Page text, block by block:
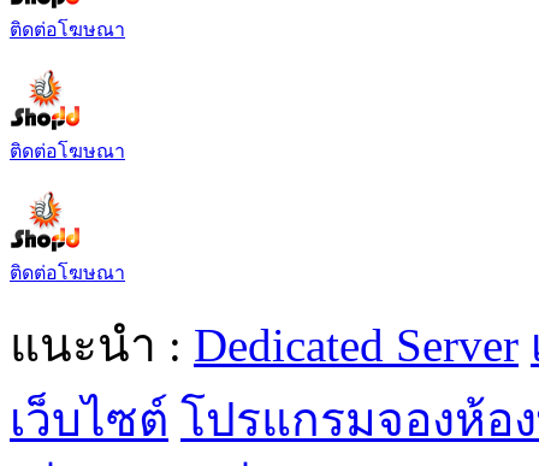
ติดต่อโฆษณา
ติดต่อโฆษณา
ติดต่อโฆษณา
แนะนำ : Dedicated Server
เว็บไซต์ โปรแกรมจองห้อ